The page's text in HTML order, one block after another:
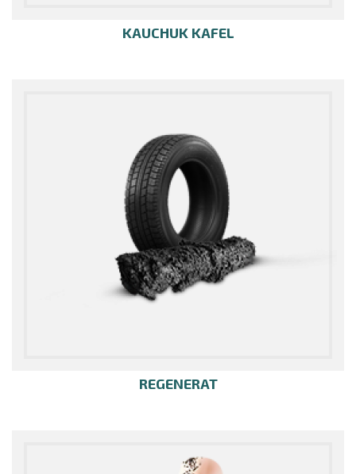
KAUCHUK KAFEL
REGENERAT